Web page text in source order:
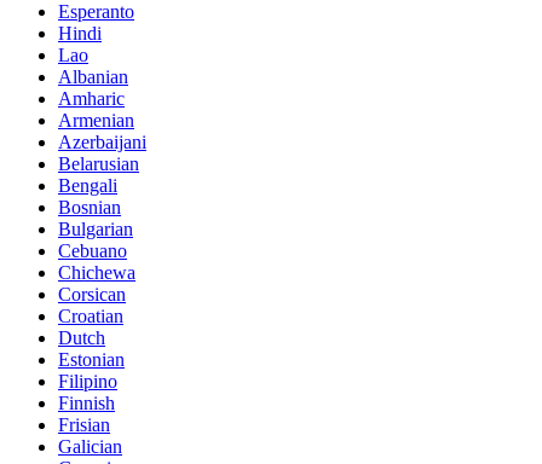
Esperanto
Hindi
Lao
Albanian
Amharic
Armenian
Azerbaijani
Belarusian
Bengali
Bosnian
Bulgarian
Cebuano
Chichewa
Corsican
Croatian
Dutch
Estonian
Filipino
Finnish
Frisian
Galician